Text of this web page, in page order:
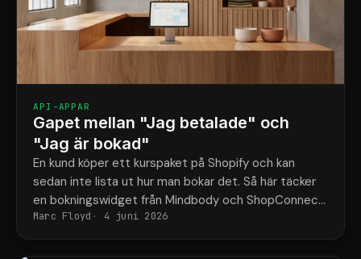
API-APPAR
Gapet mellan "Jag betalade" och
"Jag är bokad"
En kund köper ett kurspaket på Shopify och kan
sedan inte lista ut hur man bokar det. Så här täcker
en bokningswidget från Mindbody och ShopConnect
den luckan för gott.
Marc Floyd 4 juni 2026